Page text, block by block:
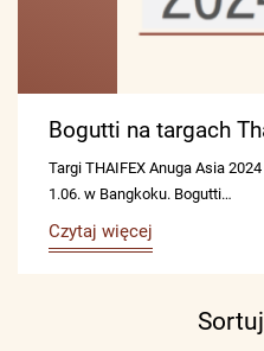
Bogutti na targach
Targi THAIFEX Anuga Asia
1.06. w Bangkoku. Bogutti…
Czytaj więcej